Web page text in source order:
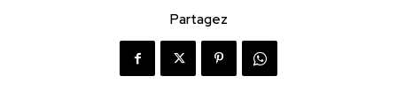
Partagez